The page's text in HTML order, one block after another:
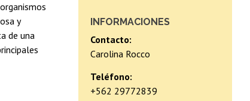
INFORMACIONES
Contacto:
Carolina Rocco
Teléfono:
+562 29772839
y
de una